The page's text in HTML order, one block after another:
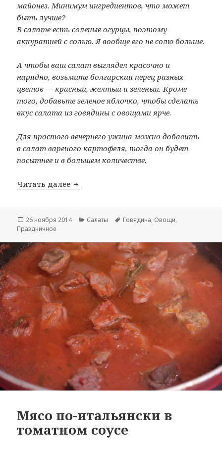
майонез. Минимум ингредиентов, что может
быть лучше?
В салате есть соленые огурцы, поэтому
аккуратней с солью. Я вообще его не солю больше.
А чтобы ваш салат выглядел красочно и
нарядно, возьмите болгарский перец разных
цветов — красный, желтый и зеленый. Кроме
того, добавьте зеленое яблочко, чтобы сделать
вкус салата из говядины с овощами ярче.
Для простого вечернего ужина можно добавить
в салат вареного картофеля, тогда он будет
посытнее и в большем количестве.
Читать далее Салат из говядины с овощами
Опубликовано
26 ноября 2014 Рубрики
Салаты Метки
Говядина, Овощи,
Праздничное
Мясо по-итальянски в
томатном соусе